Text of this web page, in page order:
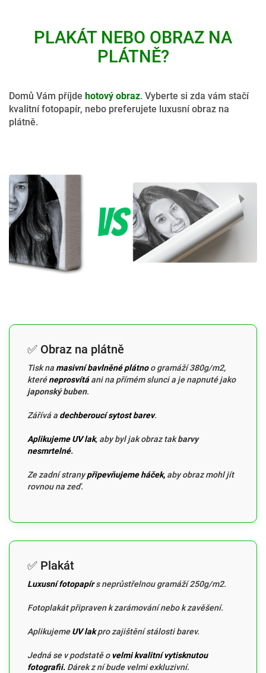
PLAKÁT NEBO OBRAZ NA
PLÁTNĚ?
Domů Vám příjde hotový obraz. Vyberte si zda vám stačí
kvalitní fotopapír, nebo preferujete luxusní obraz na
plátně.
✅ Obraz na plátně
Tisk na masivní bavlněné plátnoo gramáží 380g/m2,
kteréneprosvítáani na přímém slunci a je napnuté jako
japonský buben.
Zářívá a dechberoucí sytost barev.
Aplikujeme UV lak, aby byl jak obraz takbarvy
nesmrtelné.
Ze zadní stranypřipevňujeme háček, aby obraz mohl jít
rovnou na zeď.
✅ Plakát
Luxusní fotopapírs neprůstřelnou gramáží 250g/m2.
Fotoplakát připraven k zarámování nebo k zavěšení.
AplikujemeUV lakpro zajištění stálosti barev.
Jedná se v podstatě o velmi kvalitní vytisknutou
fotografii. Dárek z ní bude velmi exkluzivní.